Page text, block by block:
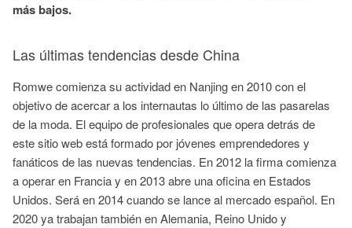
más bajos.
Las últimas tendencias desde China
Romwe comienza su actividad en Nanjing en 2010 con el
objetivo de acercar a los internautas lo último de las pasarelas
de la moda. El equipo de profesionales que opera detrás de
este sitio web está formado por jóvenes emprendedores y
fanáticos de las nuevas tendencias. En 2012 la firma comienza
a operar en Francia y en 2013 abre una oficina en Estados
Unidos. Será en 2014 cuando se lance al mercado español. En
2020 ya trabajan también en Alemania, Reino Unido y